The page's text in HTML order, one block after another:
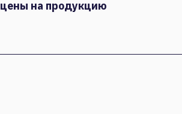
цены на продукцию